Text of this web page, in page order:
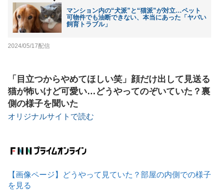
マンション内の“犬派”と“猫派”が対立…ペット
可物件でも油断できない、本当にあった「ヤバい
飼育トラブル」
2024/05/17配信
「目立つからやめてほしい笑」顔だけ出して見送る
猫が怖いけど可愛い…どうやってのぞいていた？裏
側の様子を聞いた
オリジナルサイトで読む
【画像ページ】どうやって見ていた？部屋の内側での様子
を見る